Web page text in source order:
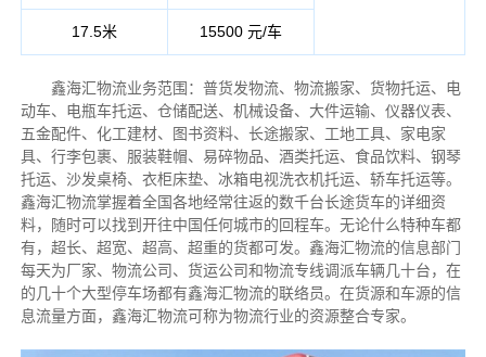
17.5米 15500 元/车
鑫海汇物流业务范围：普货发物流、物流搬家、货物托运、电
动车、电瓶车托运、仓储配送、机械设备、大件运输、仪器仪表、
五金配件、化工建材、图书资料、长途搬家、工地工具、家电家
具、行李包裹、服装鞋帽、易碎物品、酒类托运、食品饮料、钢琴
托运、沙发桌椅、衣柜床垫、冰箱电视洗衣机托运、轿车托运等。
鑫海汇物流掌握着全国各地经常往返的数千台长途货车的详细资
料，随时可以找到开往中国任何城市的回程车。无论什么特种车都
有，超长、超宽、超高、超重的货都可发。鑫海汇物流的信息部门
每天为厂家、物流公司、货运公司和物流专线调派车辆几十台，在
的几十个大型停车场都有鑫海汇物流的联络员。在货源和车源的信
息流量方面，鑫海汇物流可称为物流行业的资源整合专家。